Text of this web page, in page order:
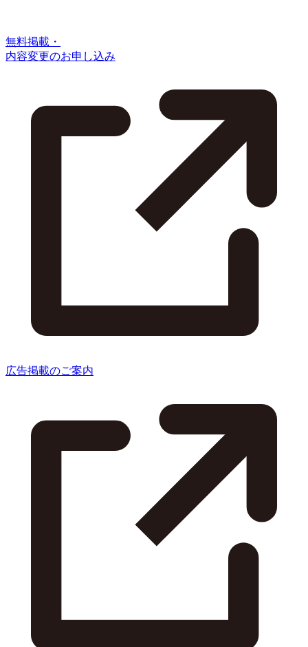
無料掲載・
内容変更のお申し込み
広告掲載のご案内